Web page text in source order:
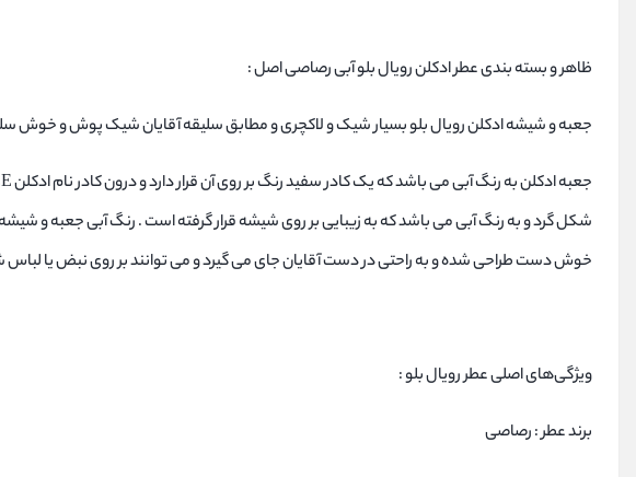
ظاهر و بسته بندی عطر ادکلن رویال بلو آبی رصاصی اصل :
جعبه و شیشه ادکلن رویال بلو بسیار شیک و لاکچری و مطابق سلیقه آقایان شیک پوش و خوش
شکل گرد و به رنگ آبی می باشد که به زیبایی بر روی شیشه قرار گرفته است . رنگ آبی جعبه و
خوش دست طراحی شده و به راحتی در دست آقایان جای می گیرد و می توانند بر روی نبض یا لباس
ویژگی‌های اصلی عطر رویال بلو :
برند عطر : رصاصی